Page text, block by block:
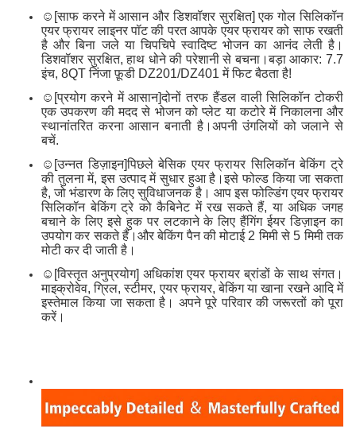
☺[साफ करने में आसान और डिशवॉशर सुरक्षित] एक गोल सिलिकॉन
एयर फ्रायर लाइनर पॉट की परत आपके एयर फ्रायर को साफ रखती
है और बिना जले या चिपचिपे स्वादिष्ट भोजन का आनंद लेती है।
डिशवॉशर सुरक्षित, हाथ धोने की परेशानी से बचना।बड़ा आकार: 7.7
इंच, 8QT निंजा फ़ूडी DZ201/DZ401 में फिट बैठता है!
☺[प्रयोग करने में आसान]दोनों तरफ हैंडल वाली सिलिकॉन टोकरी
एक उपकरण की मदद से भोजन को प्लेट या कटोरे में निकालना और
स्थानांतरित करना आसान बनाती है।अपनी उंगलियों को जलाने से
बचें.
☺[उन्नत डिज़ाइन]पिछले बेसिक एयर फ्रायर सिलिकॉन बेकिंग ट्रे
की तुलना में, इस उत्पाद में सुधार हुआ है।इसे फोल्ड किया जा सकता
है, जो भंडारण के लिए सुविधाजनक है। आप इस फोल्डिंग एयर फ्रायर
सिलिकॉन बेकिंग ट्रे को कैबिनेट में रख सकते हैं, या अधिक जगह
बचाने के लिए इसे हुक पर लटकाने के लिए हैंगिंग ईयर डिज़ाइन का
उपयोग कर सकते हैं।और बेकिंग पैन की मोटाई 2 मिमी से 5 मिमी तक
मोटी कर दी जाती है।
☺[विस्तृत अनुप्रयोग] अधिकांश एयर फ्रायर ब्रांडों के साथ संगत।
माइक्रोवेव, ग्रिल, स्टीमर, एयर फ्रायर, बेकिंग या खाना रखने आदि में
इस्तेमाल किया जा सकता है। अपने पूरे परिवार की जरूरतों को पूरा
करें।